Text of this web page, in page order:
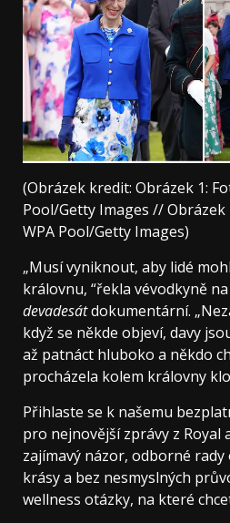
(Obrázek kredit: Obrázek 1:
Pool/Getty Images // Obrázek
WPA Pool/Getty Images)
„Musí vyniknout, aby lidé
královnu, “řekla vévodkyně na
devadesátdokumentární.
když se někde objeví, davy
až patnáct hluboko a někdo
procházela kolem královny
Přihlaste se k našemu
pro nejnovější zprávy z Royal
zajímavý názor, odborné
krásy a bez nesmyslných
wellness otázky, na které